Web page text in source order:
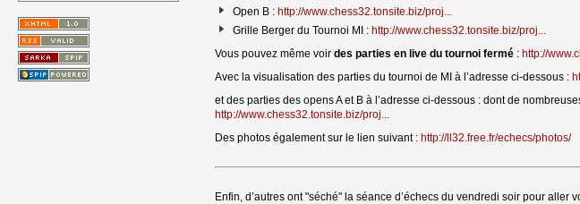
Open B : http://www.chess32.tonsite.biz/proj...
Grille Berger du Tournoi MI : http://www.chess32.tonsite.biz/proj...
Vous pouvez même voir des parties en live du tournoi fermé : http://
Avec la visualisation des parties du tournoi de MI à l’adresse ci-dessous :
et des parties des opens A et B à l’adresse ci-dessous : dont de
http://www.chess32.tonsite.biz/proj...
Des photos également sur le lien suivant : http://ll32.free.fr/echecs/photos/
Enfin, d’autres ont "séché" la séance d’échecs du vendredi soir pour aller